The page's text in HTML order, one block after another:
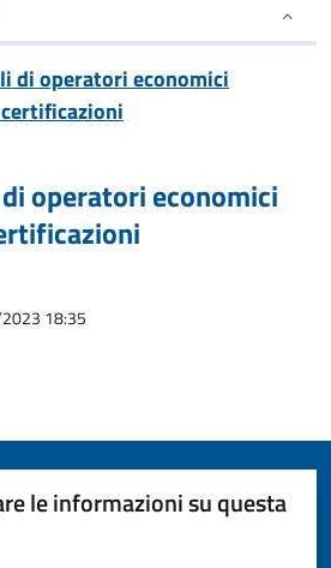
di operatori economici
operatori economici
18:35
le informazioni su questa